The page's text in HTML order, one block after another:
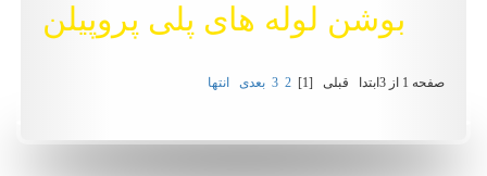
بوشن لوله های پلی پروپیلن
صفحه 1 از 3 ابتدا قبلی [1]
2
3 بعدی انتها